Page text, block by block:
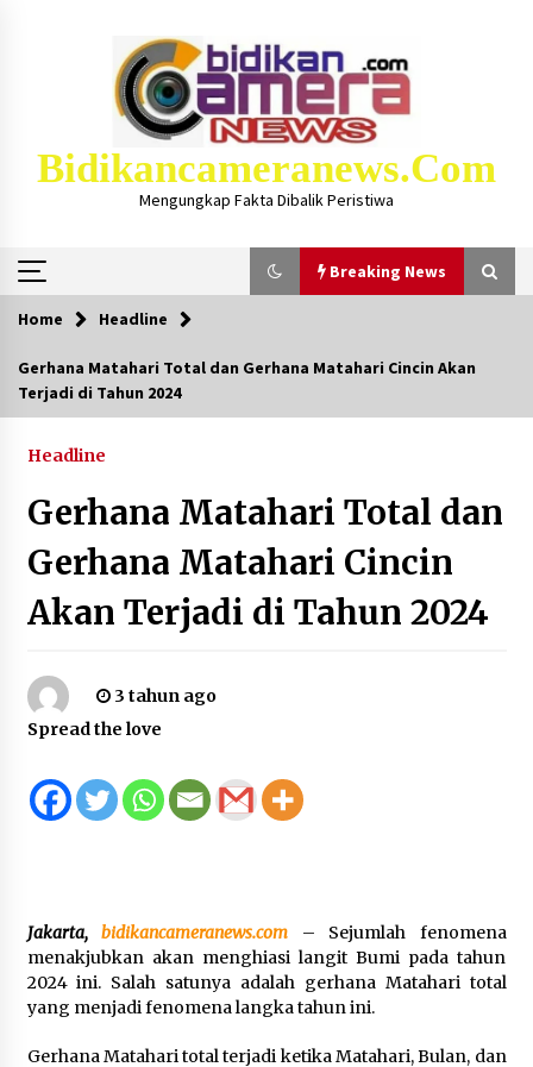
Bidikancameranews.com
Mengungkap Fakta Dibalik Peristiwa
Breaking News
Breaking News
Kejaksaan KSB Mulai Lidik Mafia Tanah Desa
2 tahun ago
Polsek Labuhan Badas Tertibkan Pengemis
yang Mempekerjakan Anak di Bawah Umur
Bupati H. Jarot Tegaskan Pengurangan Risiko
Bencana Dimulai dari Desa, Selaras dengan
Implementasi Sumbawa Hijau Lestari
DEMOKRASI DIGITAL PILKADES PERTAMA DI
Enam Pelabuhan ASDP Resmi Terapkan Standar
Baru Keselamatan Nasional
1 hari ago
Pendanaan Program “Titik Kumpul Sains dan
Home Headline
Gerhana Matahari Total dan Gerhana Matahari Cincin Akan
Terjadi di Tahun 2024
Headline
Gerhana Matahari Total dan
Gerhana Matahari Cincin
Akan Terjadi di Tahun 2024
3 tahun ago
Spread the love
Jakarta, bidikancameranews.com – Sejumlah fenomena
menakjubkan akan menghiasi langit Bumi pada tahun
2024 ini. Salah satunya adalah gerhana Matahari total
yang menjadi fenomena langka tahun ini.
Gerhana Matahari total terjadi ketika Matahari, Bulan, dan